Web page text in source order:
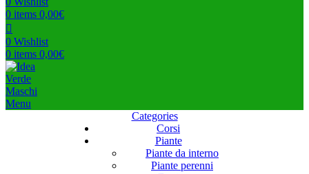
0 items 0,00€
0 Wishlist
0 items 0,00€
Menu
Categories
Corsi
Piante
Piante da interno
Piante perenni